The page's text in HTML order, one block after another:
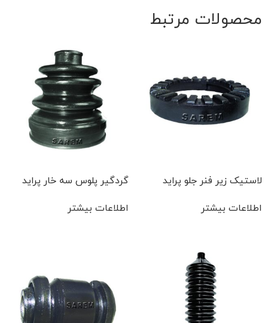
محصولات مرتبط
لاستیک زیر فنر جلو پراید
اطلاعات بیشتر
گردگیر پلوس سه خار پراید
اطلاعات بیشتر